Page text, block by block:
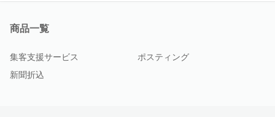
商品一覧
集客支援サービス
ポスティング
新聞折込